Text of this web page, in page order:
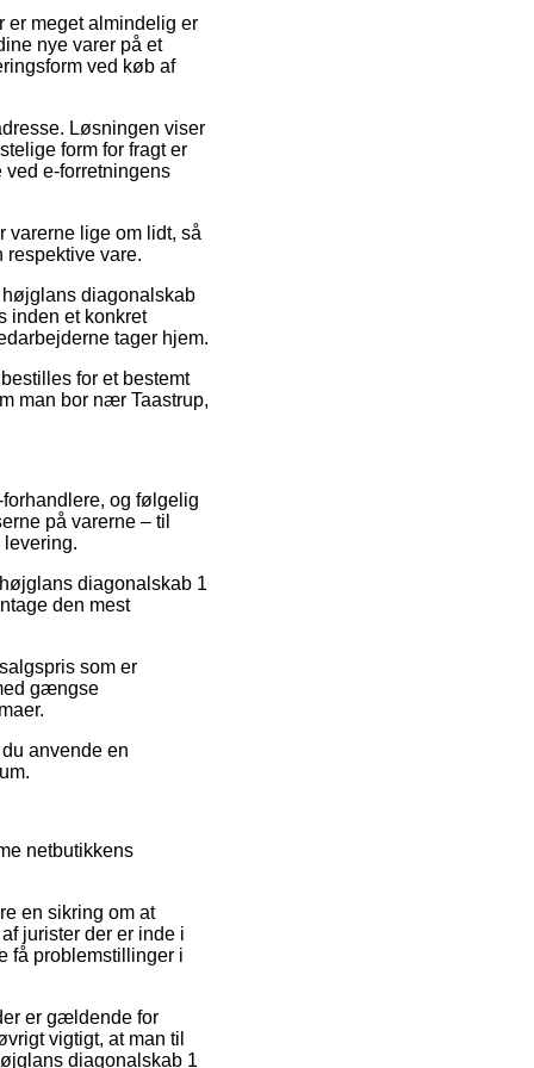
er meget almindelig er
nye varer på et
ved køb af
Løsningen viser
form for fragt er
ved e-forretningens
varerne lige om lidt, så
respektive vare.
diagonalskab
inden et konkret
tager hjem.
for et bestemt
man bor nær Taastrup,
og følgelig
på varerne – til
levering.
diagonalskab 1
den mest
som er
gængse
anvende en
netbutikkens
en sikring om at
jurister der er inde i
få problemstillinger i
er gældende for
vigtigt, at man til
diagonalskab 1